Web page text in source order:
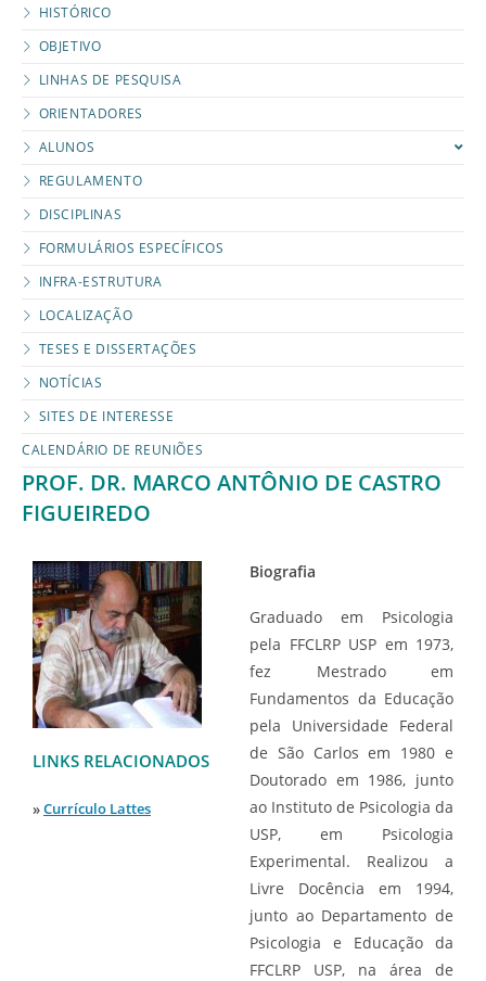
HISTÓRICO
OBJETIVO
LINHAS DE PESQUISA
ORIENTADORES
ALUNOS
REGULAMENTO
DISCIPLINAS
FORMULÁRIOS ESPECÍFICOS
INFRA-ESTRUTURA
LOCALIZAÇÃO
TESES E DISSERTAÇÕES
NOTÍCIAS
SITES DE INTERESSE
CALENDÁRIO DE REUNIÕES
PROF. DR. MARCO ANTÔNIO DE CASTRO
FIGUEIREDO
LINKS RELACIONADOS
»Currículo Lattes
Biografia
Graduado em Psicologia
pela FFCLRP USP em 1973,
fez Mestrado em
Fundamentos da Educação
pela Universidade Federal
de São Carlos em 1980 e
Doutorado em 1986, junto
ao Instituto de Psicologia da
USP, em Psicologia
Experimental. Realizou a
Livre Docência em 1994,
junto ao Departamento de
Psicologia e Educação da
FFCLRP USP, na área de